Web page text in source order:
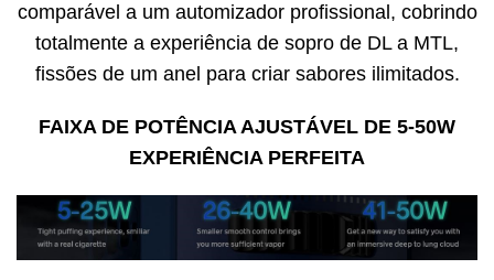
comparável a um automizador profissional, cobrindo
totalmente a experiência de sopro de DL a MTL,
fissões de um anel para criar sabores ilimitados.
FAIXA DE POTÊNCIA AJUSTÁVEL DE 5-50W
EXPERIÊNCIA PERFEITA